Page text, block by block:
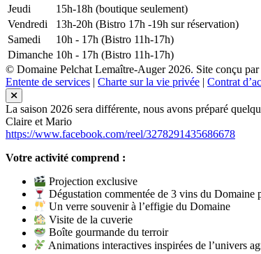
Jeudi
15h-18h (boutique seulement)
Vendredi
13h-20h (Bistro 17h -19h sur réservation)
Samedi
10h - 17h (Bistro 11h-17h)
Dimanche 10h - 17h (Bistro 11h-17h)
© Domaine Pelchat Lemaître-Auger 2026. Site conçu par
Entente de services | Charte sur la vie privée | Contrat
La saison 2026 sera différente, nous avons préparé
Claire et Mario
https://www.facebook.com/reel/3278291435686678
Votre activité comprend :
Projection exclusive
Dégustation commentée de 3 vins du Domaine
Un verre souvenir à l’effigie du Domaine
Visite de la cuverie
Boîte gourmande du terroir
Animations interactives inspirées de l’univers